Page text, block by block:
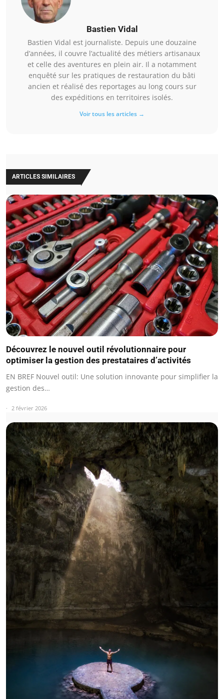
Bastien Vidal
Bastien Vidal est journaliste. Depuis une douzaine
d’années, il couvre l’actualité des métiers artisanaux
et celle des aventures en plein air. Il a notamment
enquêté sur les pratiques de restauration du bâti
ancien et réalisé des reportages au long cours sur
des expéditions en territoires isolés.
Voir tous les articles →
ARTICLES SIMILAIRES
Découvrez le nouvel outil révolutionnaire pour
optimiser la gestion des prestataires d’activités
EN BREF Nouvel outil: Une solution innovante pour simplifier la
gestion des…
2 février 2026